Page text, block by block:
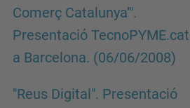
Comerç Catalunya’".
Presentació TecnoPYME.cat
a Barcelona. (06/06/2008)
"Reus Digital". Presentació